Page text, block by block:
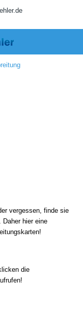
vergessen, finde sie
hier eine
die